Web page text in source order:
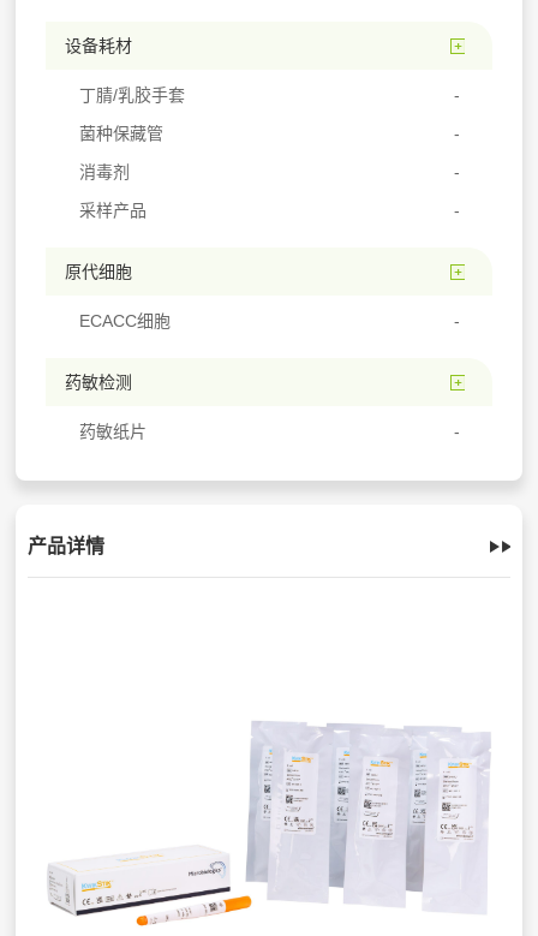
设备耗材
丁腈/乳胶手套
菌种保藏管
消毒剂
采样产品
原代细胞
ECACC细胞
药敏检测
药敏纸片
产品详情